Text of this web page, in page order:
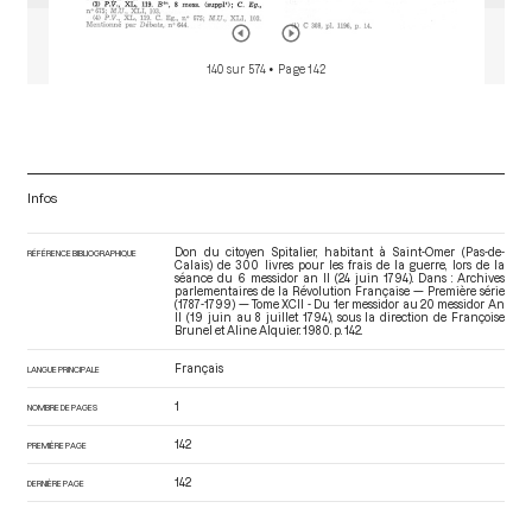
140 sur 574 • Page 142
Infos
RÉFÉRENCE BIBLIOGRAPHIQUE
Don du citoyen Spitalier, habitant à Saint-Omer (Pas-de-
Calais) de 300 livres pour les frais de la guerre, lors de la
séance du 6 messidor an II (24 juin 1794). Dans : Archives
parlementaires de la Révolution Française — Première série
(1787-1799) — Tome XCII - Du 1er messidor au 20 messidor An
II (19 juin au 8 juillet 1794), sous la direction de Françoise
Brunel et Aline Alquier. 1980. p. 142.
LANGUE PRINCIPALE Français
NOMBRE DE PAGES 1
PREMIÈRE PAGE 142
DERNIÈRE PAGE 142